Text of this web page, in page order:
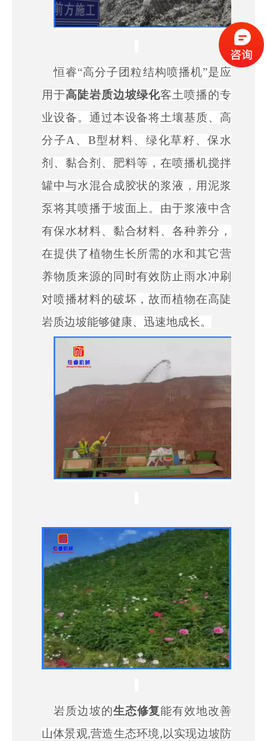
恒睿“高分子团粒结构喷播机”是应
用于高陡岩质边坡绿化客土喷播的专
业设备。通过本设备将土壤基质、高
分子A、B型材料、绿化草籽、保水
剂、黏合剂、肥料等，在喷播机搅拌
罐中与水混合成胶状的浆液，用泥浆
泵将其喷播于坡面上。由于浆液中含
有保水材料、黏合材料、各种养分，
在提供了植物生长所需的水和其它营
养物质来源的同时有效防止雨水冲刷
对喷播材料的破坏，故而植物在高陡
岩质边坡能够健康、迅速地成长。
岩质边坡的生态修复能有效地改善
山体景观,营造生态环境,以实现边坡防